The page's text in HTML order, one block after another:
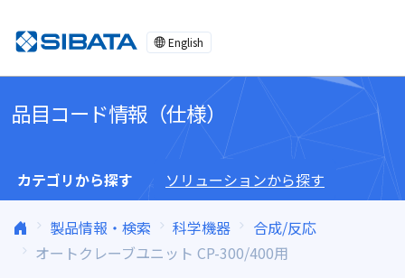
English
品目コード情報（仕様）
カテゴリから探す ソリューションから探す
製品情報・検索 科学機器
合成/反応
オートクレーブユニット CP-300/400用